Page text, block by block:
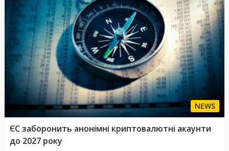
NEWS
ЄС заборонить анонімні криптовалютні акаунти
до 2027 року